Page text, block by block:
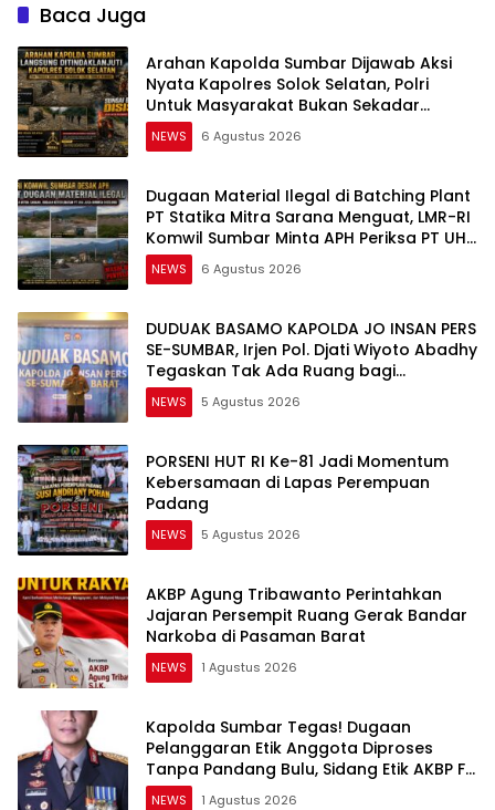
Baca Juga
Arahan Kapolda Sumbar Dijawab Aksi
Nyata Kapolres Solok Selatan, Polri
Untuk Masyarakat Bukan Sekadar
Slogan
NEWS 6 Agustus 2026
Dugaan Material Ilegal di Batching Plant
PT Statika Mitra Sarana Menguat, LMR-RI
Komwil Sumbar Minta APH Periksa PT UHA
dan Seluruh Rantai Pemasok
NEWS 6 Agustus 2026
DUDUAK BASAMO KAPOLDA JO INSAN PERS
SE-SUMBAR, Irjen Pol. Djati Wiyoto Abadhy
Tegaskan Tak Ada Ruang bagi
Pelanggar Hukum di Internal Polri
NEWS 5 Agustus 2026
PORSENI HUT RI Ke-81 Jadi Momentum
Kebersamaan di Lapas Perempuan
Padang
NEWS 5 Agustus 2026
AKBP Agung Tribawanto Perintahkan
Jajaran Persempit Ruang Gerak Bandar
Narkoba di Pasaman Barat
NEWS 1 Agustus 2026
Kapolda Sumbar Tegas! Dugaan
Pelanggaran Etik Anggota Diproses
Tanpa Pandang Bulu, Sidang Etik AKBP F
Dipercepat
NEWS 1 Agustus 2026